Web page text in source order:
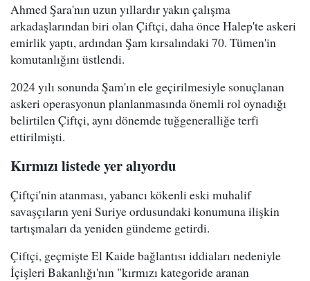
Ahmed Şara'nın uzun yıllardır yakın çalışma
arkadaşlarından biri olan Çiftçi, daha önce Halep'te askeri
emirlik yaptı, ardından Şam kırsalındaki 70. Tümen'in
komutanlığını üstlendi.
2024 yılı sonunda Şam'ın ele geçirilmesiyle sonuçlanan
askeri operasyonun planlanmasında önemli rol oynadığı
belirtilen Çiftçi, aynı dönemde tuğgeneralliğe terfi
ettirilmişti.
Kırmızı listede yer alıyordu
Çiftçi'nin atanması, yabancı kökenli eski muhalif
savaşçıların yeni Suriye ordusundaki konumuna ilişkin
tartışmaları da yeniden gündeme getirdi.
Çiftçi, geçmişte El Kaide bağlantısı iddiaları nedeniyle
İçişleri Bakanlığı'nın "kırmızı kategoride aranan